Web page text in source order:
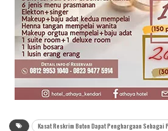
Kasat Reskrim Buton Dapat Penghargaan Sebagai